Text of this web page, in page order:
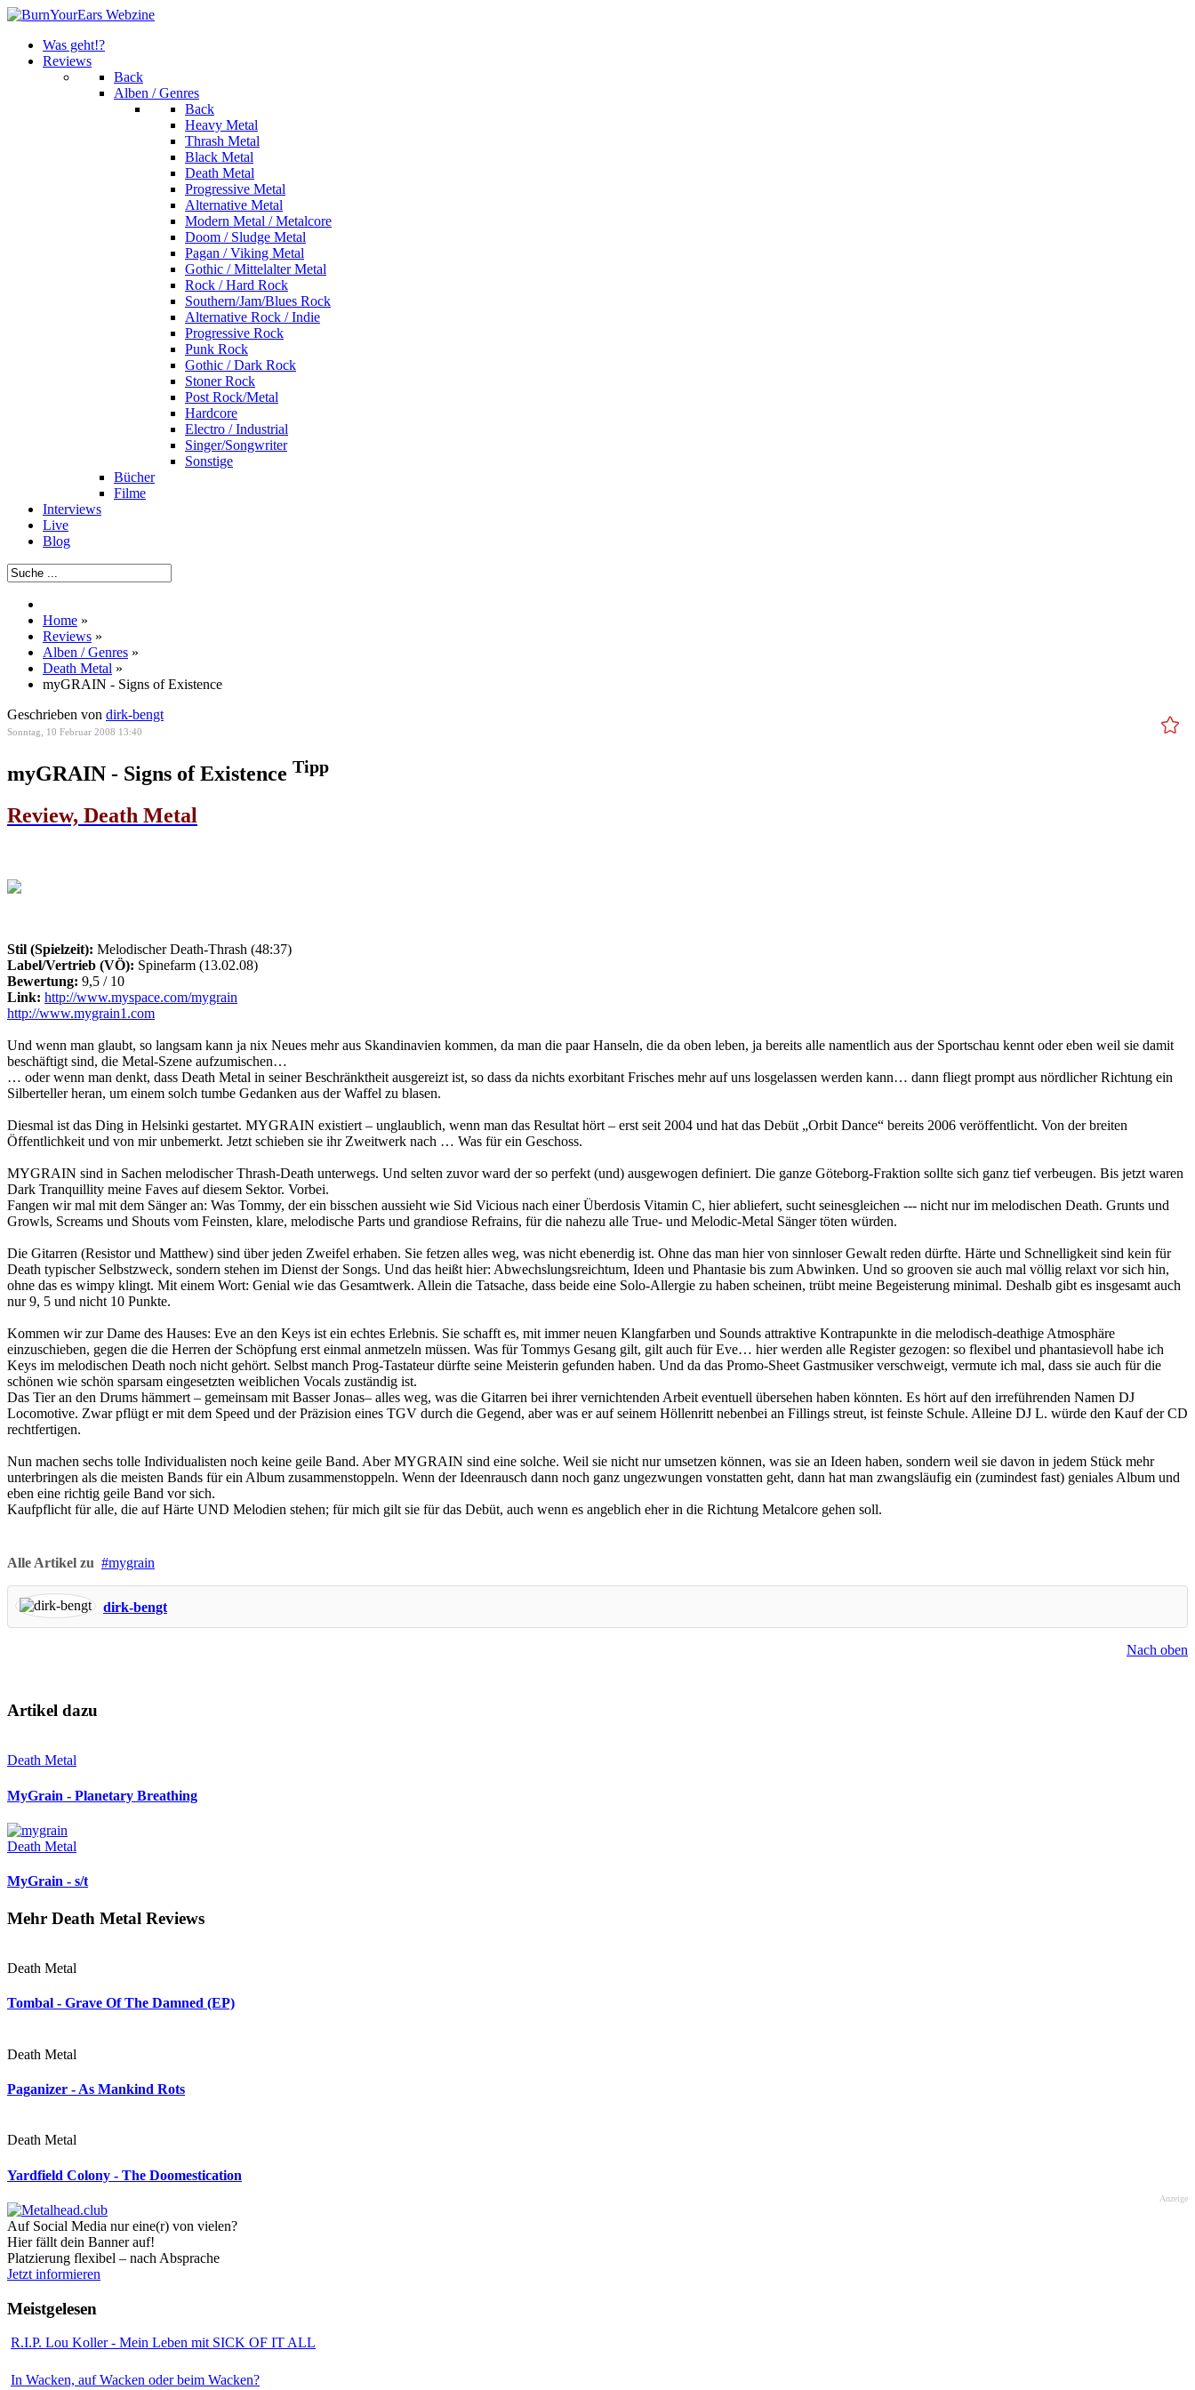
Was geht!?
Reviews
Back
Alben / Genres
Back
Heavy Metal
Thrash Metal
Black Metal
Death Metal
Progressive Metal
Alternative Metal
Modern Metal / Metalcore
Doom / Sludge Metal
Pagan / Viking Metal
Gothic / Mittelalter Metal
Rock / Hard Rock
Southern/Jam/Blues Rock
Alternative Rock / Indie
Progressive Rock
Punk Rock
Gothic / Dark Rock
Stoner Rock
Post Rock/Metal
Hardcore
Electro / Industrial
Singer/Songwriter
Sonstige
Bücher
Filme
Interviews
Live
Blog
Home »
Reviews »
Alben / Genres »
Death Metal »
myGRAIN - Signs of Existence
Geschrieben von dirk-bengt
Sonntag, 10 Februar 2008 13:40
myGRAIN - Signs of Existence Tipp
Review, Death Metal
Stil (Spielzeit): Melodischer Death-Thrash (48:37)
Label/Vertrieb (VÖ): Spinefarm (13.02.08)
Bewertung: 9,5 / 10
Link: http://www.myspace.com/mygrain
http://www.mygrain1.com
Und wenn man glaubt, so langsam kann ja nix Neues mehr aus Skandinavien kommen, da man die paar Hanseln, die da oben leben, ja bereits alle namentlich aus der Sportschau kennt oder eben weil sie damit
beschäftigt sind, die Metal-Szene aufzumischen…
… oder wenn man denkt, dass Death Metal in seiner Beschränktheit ausgereizt ist, so dass da nichts exorbitant Frisches mehr auf uns losgelassen werden kann… dann fliegt prompt aus nördlicher Richtung ein
Silberteller heran, um einem solch tumbe Gedanken aus der Waffel zu blasen.
Diesmal ist das Ding in Helsinki gestartet. MYGRAIN existiert – unglaublich, wenn man das Resultat hört – erst seit 2004 und hat das Debüt „Orbit Dance“ bereits 2006 veröffentlicht. Von der breiten
Öffentlichkeit und von mir unbemerkt. Jetzt schieben sie ihr Zweitwerk nach … Was für ein Geschoss.
MYGRAIN sind in Sachen melodischer Thrash-Death unterwegs. Und selten zuvor ward der so perfekt (und) ausgewogen definiert. Die ganze Göteborg-Fraktion sollte sich ganz tief verbeugen. Bis jetzt waren
Dark Tranquillity meine Faves auf diesem Sektor. Vorbei.
Fangen wir mal mit dem Sänger an: Was Tommy, der ein bisschen aussieht wie Sid Vicious nach einer Überdosis Vitamin C, hier abliefert, sucht seinesgleichen --- nicht nur im melodischen Death. Grunts und
Growls, Screams und Shouts vom Feinsten, klare, melodische Parts und grandiose Refrains, für die nahezu alle True- und Melodic-Metal Sänger töten würden.
Die Gitarren (Resistor und Matthew) sind über jeden Zweifel erhaben. Sie fetzen alles weg, was nicht ebenerdig ist. Ohne das man hier von sinnloser Gewalt reden dürfte. Härte und Schnelligkeit sind kein für
Death typischer Selbstzweck, sondern stehen im Dienst der Songs. Und das heißt hier: Abwechslungsreichtum, Ideen und Phantasie bis zum Abwinken. Und so grooven sie auch mal völlig relaxt vor sich hin,
ohne das es wimpy klingt. Mit einem Wort: Genial wie das Gesamtwerk. Allein die Tatsache, dass beide eine Solo-Allergie zu haben scheinen, trübt meine Begeisterung minimal. Deshalb gibt es insgesamt auch
nur 9, 5 und nicht 10 Punkte.
Kommen wir zur Dame des Hauses: Eve an den Keys ist ein echtes Erlebnis. Sie schafft es, mit immer neuen Klangfarben und Sounds attraktive Kontrapunkte in die melodisch-deathige Atmosphäre
einzuschieben, gegen die die Herren der Schöpfung erst einmal anmetzeln müssen. Was für Tommys Gesang gilt, gilt auch für Eve… hier werden alle Register gezogen: so flexibel und phantasievoll habe ich
Keys im melodischen Death noch nicht gehört. Selbst manch Prog-Tastateur dürfte seine Meisterin gefunden haben. Und da das Promo-Sheet Gastmusiker verschweigt, vermute ich mal, dass sie auch für die
schönen wie schön sparsam eingesetzten weiblichen Vocals zuständig ist.
Das Tier an den Drums hämmert – gemeinsam mit Basser Jonas– alles weg, was die Gitarren bei ihrer vernichtenden Arbeit eventuell übersehen haben könnten. Es hört auf den irreführenden Namen DJ
Locomotive. Zwar pflügt er mit dem Speed und der Präzision eines TGV durch die Gegend, aber was er auf seinem Höllenritt nebenbei an Fillings streut, ist feinste Schule. Alleine DJ L. würde den Kauf der CD
rechtfertigen.
Nun machen sechs tolle Individualisten noch keine geile Band. Aber MYGRAIN sind eine solche. Weil sie nicht nur umsetzen können, was sie an Ideen haben, sondern weil sie davon in jedem Stück mehr
unterbringen als die meisten Bands für ein Album zusammenstoppeln. Wenn der Ideenrausch dann noch ganz ungezwungen vonstatten geht, dann hat man zwangsläufig ein (zumindest fast) geniales Album und
eben eine richtig geile Band vor sich.
Kaufpflicht für alle, die auf Härte UND Melodien stehen; für mich gilt sie für das Debüt, auch wenn es angeblich eher in die Richtung Metalcore gehen soll.
Alle Artikel zu mygrain
dirk-bengt
Nach oben
Artikel dazu
Death Metal
MyGrain - Planetary Breathing
Death Metal
MyGrain - s/t
Mehr Death Metal Reviews
Death Metal
Tombal - Grave Of The Damned (EP)
Death Metal
Paganizer - As Mankind Rots
Death Metal
Yardfield Colony - The Doomestication
Anzeige
Auf Social Media nur eine(r) von vielen?
Hier fällt dein Banner auf!
Platzierung flexibel – nach Absprache
Jetzt informieren
Meistgelesen
R.I.P. Lou Koller - Mein Leben mit SICK OF IT ALL
In Wacken, auf Wacken oder beim Wacken?